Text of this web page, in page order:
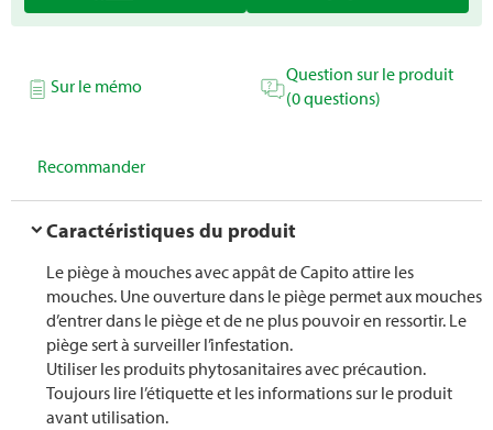
Sur le mémo
Question sur le produit
(0 questions)
Recommander
Caractéristiques du produit
Le piège à mouches avec appât de Capito attire les
mouches. Une ouverture dans le piège permet aux mouches
d’entrer dans le piège et de ne plus pouvoir en ressortir. Le
piège sert à surveiller l’infestation.
Utiliser les produits phytosanitaires avec précaution.
Toujours lire l’étiquette et les informations sur le produit
avant utilisation.